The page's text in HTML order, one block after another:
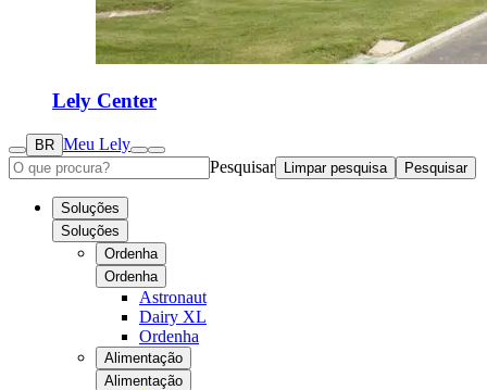
Lely Center
BR Meu Lely
Pesquisar
Limpar pesquisa Pesquisar
Soluções
Soluções
Ordenha
Ordenha
Astronaut
Dairy XL
Ordenha
Alimentação
Alimentação